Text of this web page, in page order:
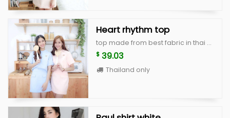
Heart rhythm top
top made from best fabric in thai with high quality cutting, basic and cute style heart rhythm top color : white, peach, blue, beige scott size : breast 36" lenght 18"
$ 39.03
Thailand only